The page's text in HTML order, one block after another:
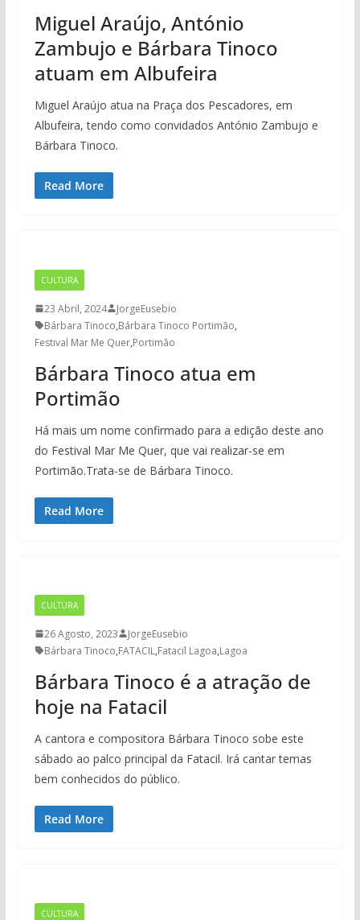
Miguel Araújo, António
Zambujo e Bárbara Tinoco
atuam em Albufeira
Miguel Araújo atua na Praça dos Pescadores, em
Albufeira, tendo como convidados António Zambujo e
Bárbara Tinoco.
Read More
CULTURA
23 Abril, 2024
JorgeEusebio
Bárbara Tinoco,Bárbara Tinoco Portimão,
Festival Mar Me Quer,Portimão
Bárbara Tinoco atua em
Portimão
Há mais um nome confirmado para a edição deste ano
do Festival Mar Me Quer, que vai realizar-se em
Portimão.Trata-se de Bárbara Tinoco.
Read More
CULTURA
26 Agosto, 2023
JorgeEusebio
Bárbara Tinoco,FATACIL,Fatacil Lagoa,Lagoa
Bárbara Tinoco é a atração de
hoje na Fatacil
A cantora e compositora Bárbara Tinoco sobe este
sábado ao palco principal da Fatacil. Irá cantar temas
bem conhecidos do público.
Read More
CULTURA